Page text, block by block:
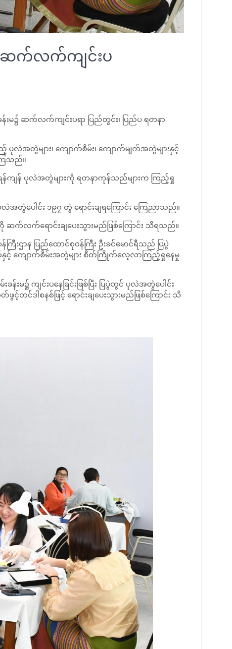
ဆက်လက်ကျင်းပ
းမ၌ ဆက်လက်ကျင်းပရာ ပြည်တွင်း၊ ပြည်ပ ရတနာ
အတွဲများ၊ ကျောက်စိမ်း၊ ကျောက်မျက်အတွဲများနှင့်
ြသည်။
ကျန် ပုလဲအတွဲများကို ရတနာကုန်သည်များက ကြည့်ရှု
ပေါင်း ၁၉၇ တွဲ ရောင်းချရကြောင်း ကြေညာသည်။
က်လက်ရောင်းချပေးသွားမည်ဖြစ်ကြောင်း သိရသည်။
ဌာန ပြည်ထောင်စုဝန်ကြီး ဦးခင်မောင်ရီသည် ပြပွဲ
နှင့် ကျောက်စိမ်းအတွဲများ စိတ်ကြိုက်လေ့လာကြည့်ရှုနေမှု
၌ ကျင်းပနေခြင်းဖြစ်ပြီး ပြပွဲတွင် ပုလဲအတွဲပေါင်း
င်ဒါစနစ်ဖြင့် ရောင်းချပေးသွားမည်ဖြစ်ကြောင်း သိ